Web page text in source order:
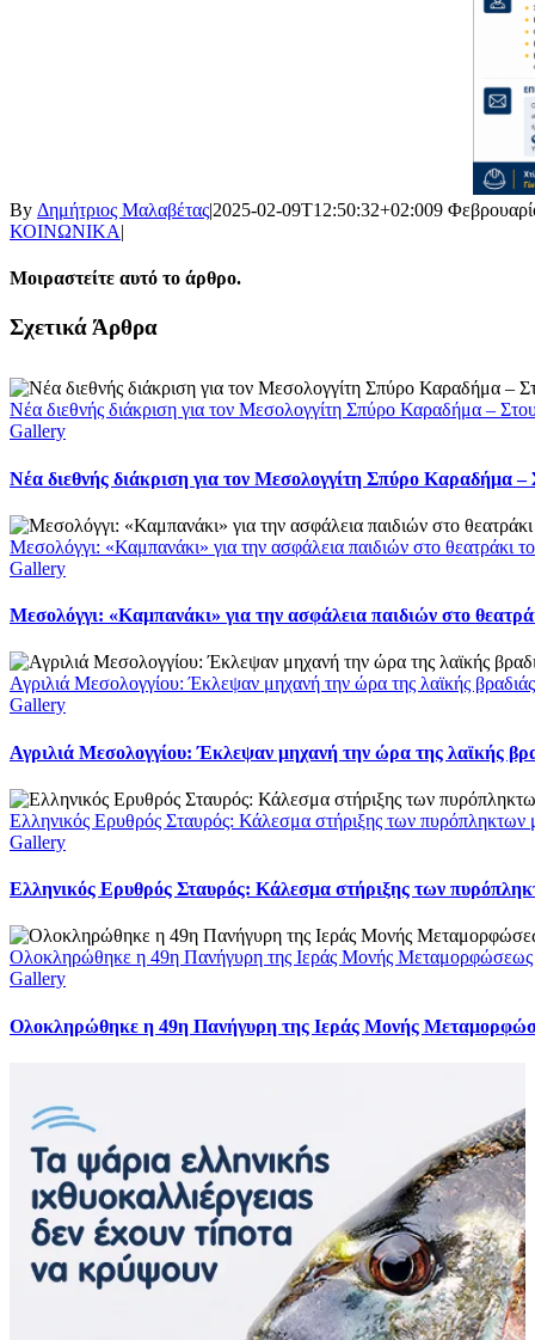
By Δημήτριος Μαλαβέτας|2025-02-09T12:50:32+02:009
ΚΟΙΝΩΝΙΚΑ|
Μοιραστείτε αυτό το άρθρο.
Facebook
X
LinkedIn
WhatsApp
Email
Σχετικά Άρθρα
Νέα διεθνής διάκριση για τον Μεσολογγίτη Σπύρο Καραδήμα –
Gallery
Νέα διεθνής διάκριση για τον Μεσολογγίτη Σπύρο Καραδήμα
Μεσολόγγι: «Καμπανάκι» για την ασφάλεια παιδιών στο θεατράκι
Gallery
Μεσολόγγι: «Καμπανάκι» για την ασφάλεια παιδιών στο
Αγριλιά Μεσολογγίου: Έκλεψαν μηχανή την ώρα της λαϊκής
Gallery
Αγριλιά Μεσολογγίου: Έκλεψαν μηχανή την ώρα της λαϊκής
Ελληνικός Ερυθρός Σταυρός: Κάλεσμα στήριξης των πυρόπληκτων
Gallery
Ελληνικός Ερυθρός Σταυρός: Κάλεσμα στήριξης των
Ολοκληρώθηκε η 49η Πανήγυρη της Ιεράς Μονής
Gallery
Ολοκληρώθηκε η 49η Πανήγυρη της Ιεράς Μονής